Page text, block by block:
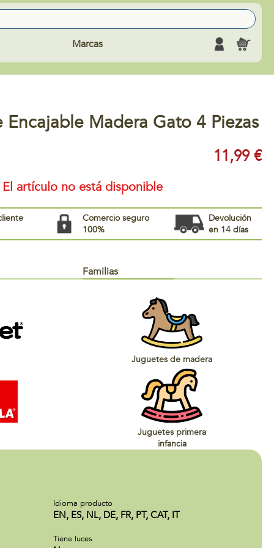
Marcas
Encajable Madera Gato 4 Piezas
11,99 €
El artículo no está disponible
Comercio seguro
100%
Devolución
en 14 días
Familias
Juguetes de madera
Juguetes primera
infancia
Idioma producto
EN, ES, NL, DE, FR, PT, CAT, IT
Tiene luces